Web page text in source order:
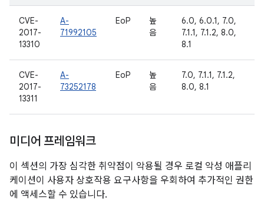
CVE-
2017-
13310
A-
71992105
EoP
높
음
6.0, 6.0.1, 7.0,
7.1.1, 7.1.2, 8.0,
8.1
CVE-
2017-
13311
A-
73252178
EoP
높
음
7.0, 7.1.1, 7.1.2,
8.0, 8.1
미디어 프레임워크
이 섹션의 가장 심각한 취약점이 악용될 경우 로컬 악성 애플리
케이션이 사용자 상호작용 요구사항을 우회하여 추가적인 권한
에 액세스할 수 있습니다.